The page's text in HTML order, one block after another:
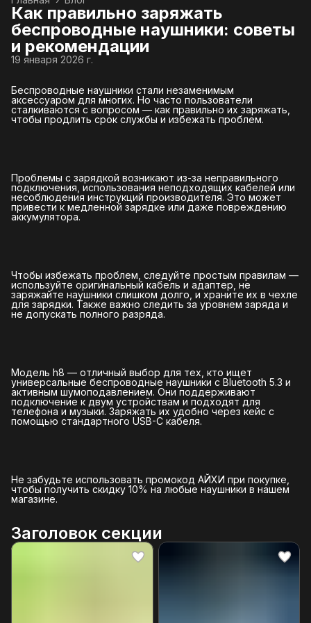
Как правильно заряжать
беспроводные наушники: советы
и рекомендации
19 января 2026 г.
Беспроводные наушники стали незаменимым
аксессуаром для многих. Но часто пользователи
сталкиваются с вопросом — как правильно их заряжать,
чтобы продлить срок службы и избежать проблем.
Проблемы с зарядкой возникают из-за неправильного
подключения, использования неподходящих кабелей или
несоблюдения инструкций производителя. Это может
привести к медленной зарядке или даже повреждению
аккумулятора.
Чтобы избежать проблем, следуйте простым правилам —
используйте оригинальный кабель и адаптер, не
заряжайте наушники слишком долго, и храните их в чехле
для зарядки. Также важно следить за уровнем заряда и
не допускать полного разряда.
Модель h8 — отличный выбор для тех, кто ищет
универсальные беспроводные наушники с Bluetooth 5.3 и
активным шумоподавлением. Они поддерживают
подключение к двум устройствам и подходят для
телефона и музыки. Заряжать их удобно через кейс с
помощью стандартного USB-C кабеля.
Не забудьте использовать промокод АЙХИ при покупке,
чтобы получить скидку 10% на любые наушники в нашем
магазине.
Заголовок секции